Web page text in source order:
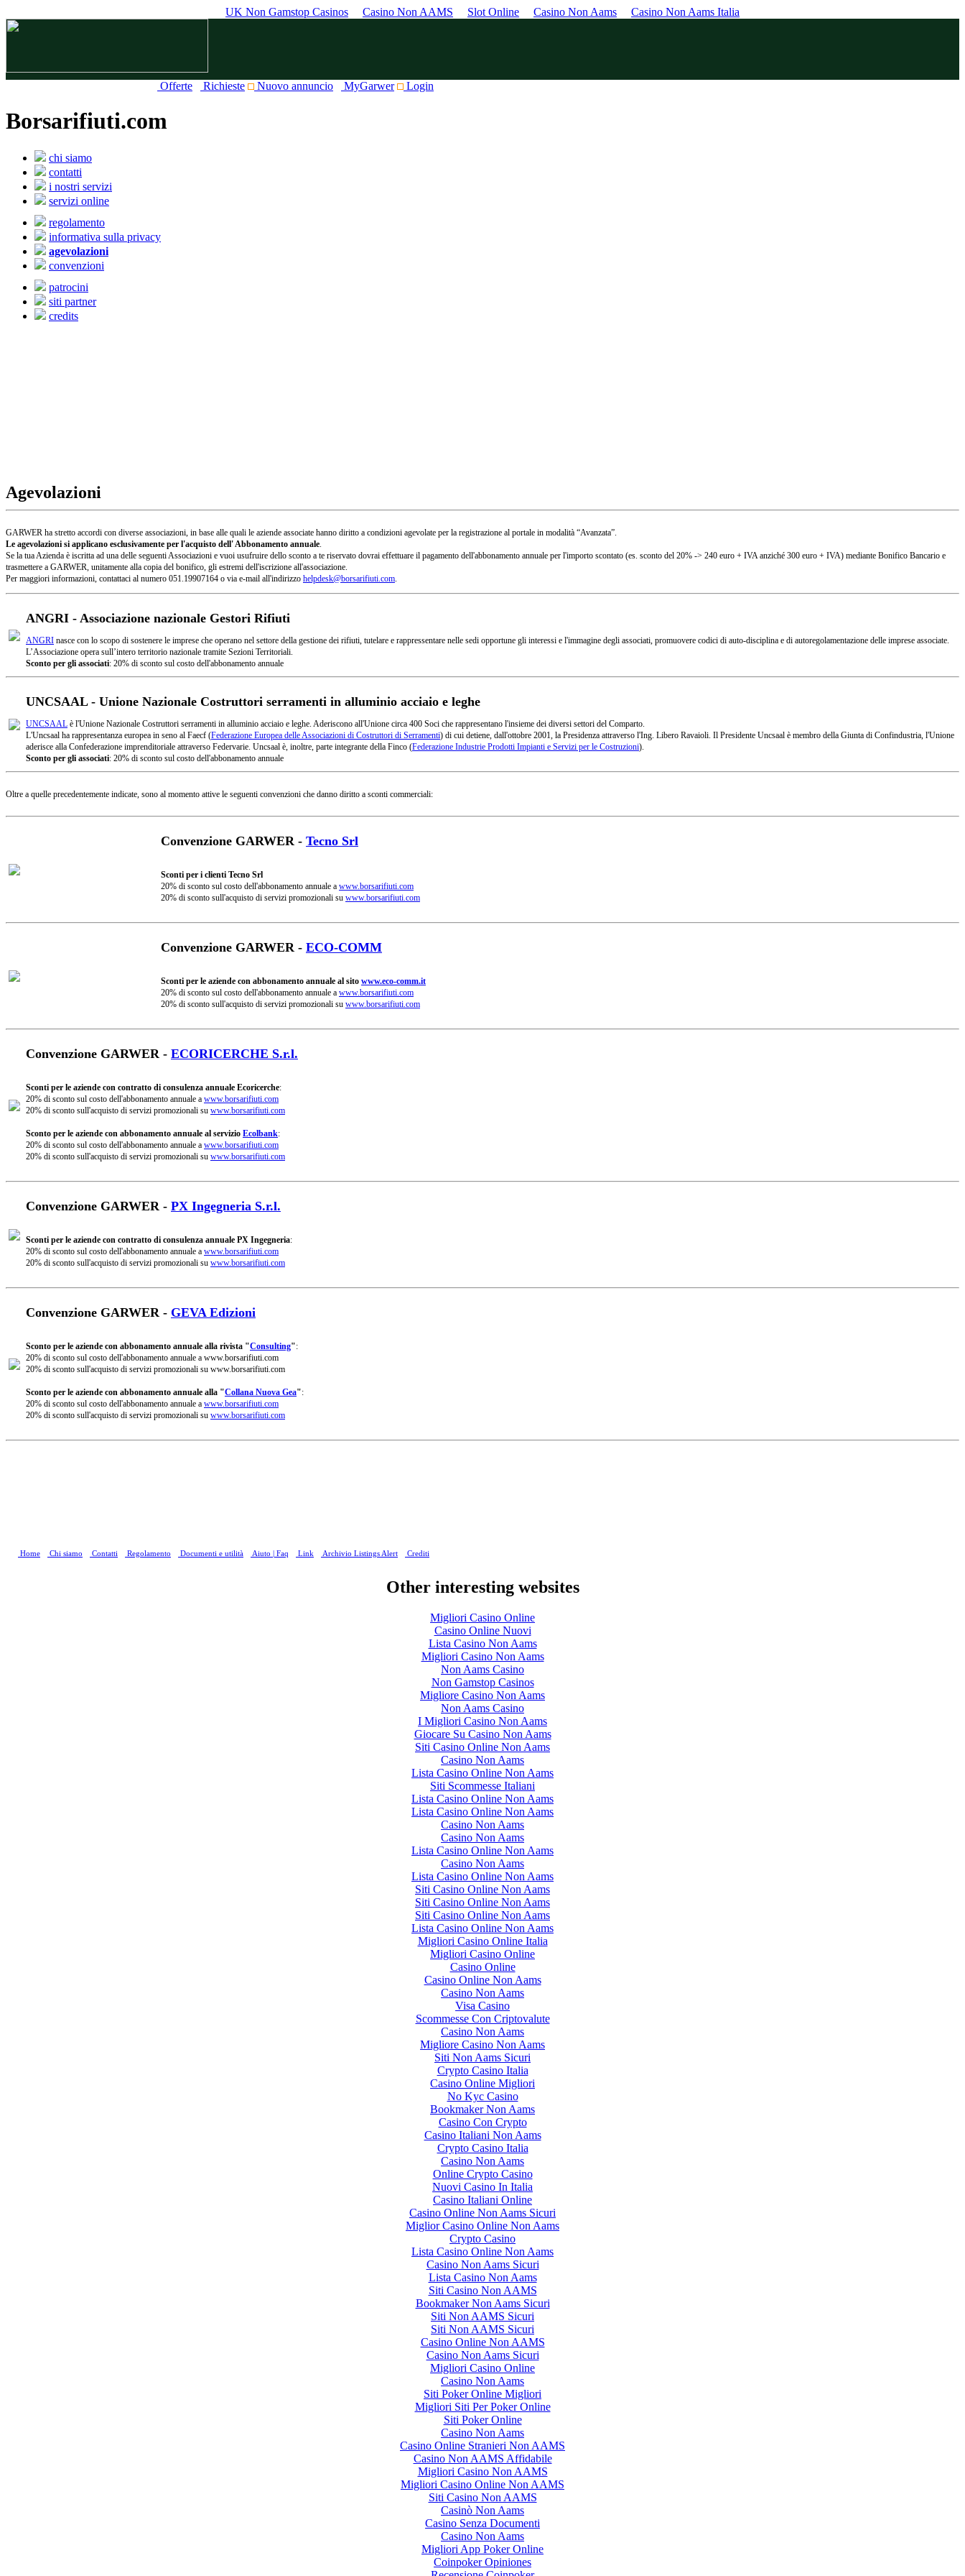
UK Non Gamstop Casinos Casino Non AAMS Slot Online Casino Non Aams Casino Non Aams Italia
Offerte Richieste Nuovo annuncio MyGarwer Login
Borsarifiuti.com
chi siamo
contatti
i nostri servizi
servizi online
regolamento
informativa sulla privacy
agevolazioni
convenzioni
patrocini
siti partner
credits
Agevolazioni
GARWER ha stretto accordi con diverse associazioni, in base alle quali le aziende associate hanno diritto a condizioni agevolate per la registrazione al portale in modalità “Avanzata”.
Le agevolazioni si applicano esclusivamente per l'acquisto dell' Abbonamento annuale.
Se la tua Azienda è iscritta ad una delle seguenti Associazioni e vuoi usufruire dello sconto a te riservato dovrai effettuare il pagamento dell'abbonamento annuale per l'importo scontato (es. sconto del 20% -> 240 euro + IVA anziché 300 euro + IVA) mediante Bonifico Bancario e
trasmettere a GARWER, unitamente alla copia del bonifico, gli estremi dell'iscrizione all'associazione.
Per maggiori informazioni, contattaci al numero 051.19907164 o via e-mail all'indirizzo helpdesk@borsarifiuti.com.
ANGRI - Associazione nazionale Gestori Rifiuti
ANGRI nasce con lo scopo di sostenere le imprese che operano nel settore della gestione dei rifiuti, tutelare e rappressentare nelle sedi opportune gli interessi e l'immagine degli associati, promuovere codici di auto-disciplina e di autoregolamentazione delle imprese associate.
L’Associazione opera sull’intero territorio nazionale tramite Sezioni Territoriali.
Sconto per gli associati: 20% di sconto sul costo dell'abbonamento annuale
UNCSAAL - Unione Nazionale Costruttori serramenti in alluminio acciaio e leghe
UNCSAAL è l'Unione Nazionale Costruttori serramenti in alluminio acciaio e leghe. Aderiscono all'Unione circa 400 Soci che rappresentano l'insieme dei diversi settori del Comparto.
L'Uncsaal ha rappresentanza europea in seno al Faecf (Federazione Europea delle Associazioni di Costruttori di Serramenti) di cui detiene, dall'ottobre 2001, la Presidenza attraverso l'Ing. Libero Ravaioli. Il Presidente Uncsaal è membro della Giunta di Confindustria, l'Unione
aderisce alla Confederazione imprenditoriale attraverso Federvarie. Uncsaal è, inoltre, parte integrante della Finco (Federazione Industrie Prodotti Impianti e Servizi per le Costruzioni).
Sconto per gli associati: 20% di sconto sul costo dell'abbonamento annuale
Oltre a quelle precedentemente indicate, sono al momento attive le seguenti convenzioni che danno diritto a sconti commerciali:
Convenzione GARWER - Tecno Srl
Sconti per i clienti Tecno Srl
20% di sconto sul costo dell'abbonamento annuale a www.borsarifiuti.com
20% di sconto sull'acquisto di servizi promozionali su www.borsarifiuti.com
Convenzione GARWER - ECO-COMM
Sconti per le aziende con abbonamento annuale al sito www.eco-comm.it
20% di sconto sul costo dell'abbonamento annuale a www.borsarifiuti.com
20% di sconto sull'acquisto di servizi promozionali su www.borsarifiuti.com
Convenzione GARWER - ECORICERCHE S.r.l.
Sconti per le aziende con contratto di consulenza annuale Ecoricerche:
20% di sconto sul costo dell'abbonamento annuale a www.borsarifiuti.com
20% di sconto sull'acquisto di servizi promozionali su www.borsarifiuti.com
Sconto per le aziende con abbonamento annuale al servizio Ecolbank:
20% di sconto sul costo dell'abbonamento annuale a www.borsarifiuti.com
20% di sconto sull'acquisto di servizi promozionali su www.borsarifiuti.com
Convenzione GARWER - PX Ingegneria S.r.l.
Sconti per le aziende con contratto di consulenza annuale PX Ingegneria:
20% di sconto sul costo dell'abbonamento annuale a www.borsarifiuti.com
20% di sconto sull'acquisto di servizi promozionali su www.borsarifiuti.com
Convenzione GARWER - GEVA Edizioni
Sconto per le aziende con abbonamento annuale alla rivista "Consulting":
20% di sconto sul costo dell'abbonamento annuale a www.borsarifiuti.com
20% di sconto sull'acquisto di servizi promozionali su www.borsarifiuti.com
Sconto per le aziende con abbonamento annuale alla "Collana Nuova Gea":
20% di sconto sul costo dell'abbonamento annuale a www.borsarifiuti.com
20% di sconto sull'acquisto di servizi promozionali su www.borsarifiuti.com
Home Chi siamo Contatti Regolamento Documenti e utilità Aiuto | Faq Link Archivio Listings Alert Crediti
Other interesting websites
Migliori Casino Online
Casino Online Nuovi
Lista Casino Non Aams
Migliori Casino Non Aams
Non Aams Casino
Non Gamstop Casinos
Migliore Casino Non Aams
Non Aams Casino
I Migliori Casino Non Aams
Giocare Su Casino Non Aams
Siti Casino Online Non Aams
Casino Non Aams
Lista Casino Online Non Aams
Siti Scommesse Italiani
Lista Casino Online Non Aams
Lista Casino Online Non Aams
Casino Non Aams
Casino Non Aams
Lista Casino Online Non Aams
Casino Non Aams
Lista Casino Online Non Aams
Siti Casino Online Non Aams
Siti Casino Online Non Aams
Siti Casino Online Non Aams
Lista Casino Online Non Aams
Migliori Casino Online Italia
Migliori Casino Online
Casino Online
Casino Online Non Aams
Casino Non Aams
Visa Casino
Scommesse Con Criptovalute
Casino Non Aams
Migliore Casino Non Aams
Siti Non Aams Sicuri
Crypto Casino Italia
Casino Online Migliori
No Kyc Casino
Bookmaker Non Aams
Casino Con Crypto
Casino Italiani Non Aams
Crypto Casino Italia
Casino Non Aams
Online Crypto Casino
Nuovi Casino In Italia
Casino Italiani Online
Casino Online Non Aams Sicuri
Miglior Casino Online Non Aams
Crypto Casino
Lista Casino Online Non Aams
Casino Non Aams Sicuri
Lista Casino Non Aams
Siti Casino Non AAMS
Bookmaker Non Aams Sicuri
Siti Non AAMS Sicuri
Siti Non AAMS Sicuri
Casino Online Non AAMS
Casino Non Aams Sicuri
Migliori Casino Online
Casino Non Aams
Siti Poker Online Migliori
Migliori Siti Per Poker Online
Siti Poker Online
Casino Non Aams
Casino Online Stranieri Non AAMS
Casino Non AAMS Affidabile
Migliori Casino Non AAMS
Migliori Casino Online Non AAMS
Siti Casino Non AAMS
Casinò Non Aams
Casino Senza Documenti
Casino Non Aams
Migliori App Poker Online
Coinpoker Opiniones